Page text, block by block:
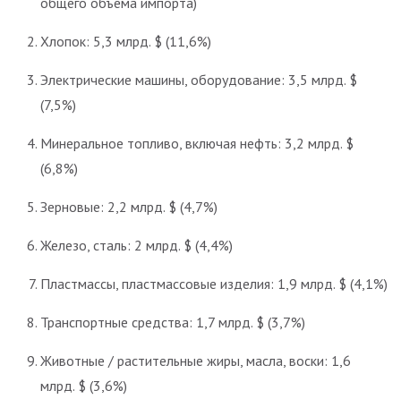
Хлопок: 5,3 млрд. $ (11,6%)
Электрические машины, оборудование: 3,5 млрд. $
(7,5%)
Минеральное топливо, включая нефть: 3,2 млрд. $
(6,8%)
Зерновые: 2,2 млрд. $ (4,7%)
Железо, сталь: 2 млрд. $ (4,4%)
Пластмассы, пластмассовые изделия: 1,9 млрд. $ (4,1%)
Транспортные средства: 1,7 млрд. $ (3,7%)
Животные / растительные жиры, масла, воски: 1,6
млрд. $ (3,6%)